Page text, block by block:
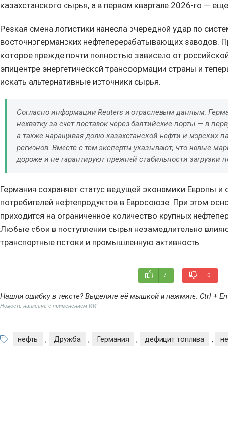
казахстанского сырья, а в первом квартале 2026-го —
Резкая смена логистики нанесла очередной удар по
восточногерманских нефтеперерабатывающих заводов.
которое прежде почти полностью зависело от
эпицентре энергетической трансформации страны и
искать альтернативные источники сырья.
Согласно информации Reuters и отраслевым данным,
нехватку за счет поставок через балтийские порты — в
а также наращивая долю казахстанской нефти и морских
регионов. Вместе с тем эксперты указывают, что новые
дороже и не гарантируют прежней стабильности загрузки
Германия сохраняет статус ведущей экономики Европы и
потребителей нефтепродуктов в Евросоюзе. При этом
приходится на ограниченное количество крупных
Любые сбои в поступлении сырья незамедлительно
транспортные потоки и промышленную активность.
7 0
Нашли ошибку в тексте? Выделите её мышкой и нажмите: Ctrl +
Новость написана с применением ИИ
нефть , Дружба , Германия , дефицит топлива ,